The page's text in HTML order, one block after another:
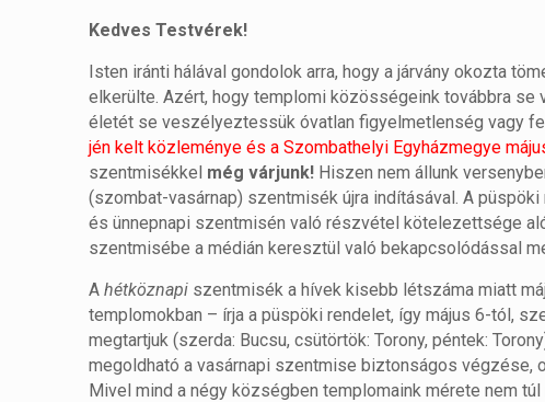
Kedves Testvérek!
Isten iránti hálával gondolok arra, hogy a járvány okozta
elkerülte. Azért, hogy templomi közösségeink továbbra
életét se veszélyeztessük óvatlan figyelmetlenség vagy
jén kelt közleménye és a Szombathelyi Egyházmegye
szentmisékkel még várjunk! Hiszen nem állunk
(szombat-vasárnap) szentmisék újra indításával. A
és ünnepnapi szentmisén való részvétel kötelezettsége
szentmisébe a médián keresztül való bekapcsolódással
Ahétköznapi szentmisék a hívek kisebb létszáma miatt
templomokban – írja a püspöki rendelet, így május 6-tól,
megtartjuk (szerda: Bucsu, csütörtök: Torony, péntek:
megoldható a vasárnapi szentmise biztonságos végzése,
Mivel mind a négy községben templomaink mérete nem